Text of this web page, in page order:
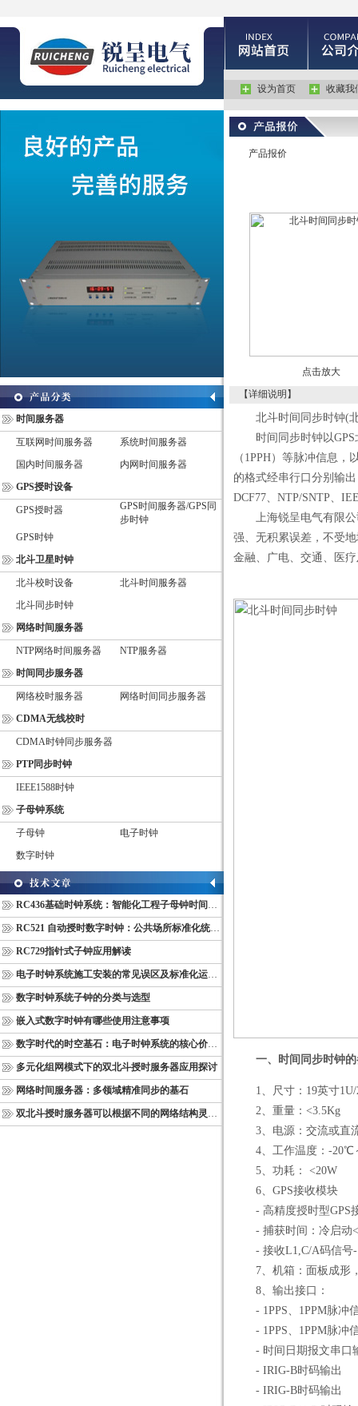
设为首页 收藏我
时间服务器
互联网时间服务器
系统时间服务器
国内时间服务器
内网时间服务器
GPS授时设备
GPS授时器
GPS时间服务器/GPS同
步时钟
GPS时钟
北斗卫星时钟
北斗校时设备
北斗时间服务器
北斗同步时钟
网络时间服务器
NTP网络时间服务器
NTP服务器
时间同步服务器
网络校时服务器
网络时间同步服务器
CDMA无线校时
CDMA时钟同步服务器
PTP同步时钟
IEEE1588时钟
子母钟系统
子母钟
电子时钟
数字时钟
RC436基础时钟系统：智能化工程子母钟时间同步配套设备
RC521 自动授时数字时钟：公共场所标准化统一计时终端
RC729指针式子钟应用解读
电子时钟系统施工安装的常见误区及标准化运维管理规范
数字时钟系统子钟的分类与选型
嵌入式数字时钟有哪些使用注意事项
数字时代的时空基石：电子时钟系统的核心价值与多维意义
多元化组网模式下的双北斗授时服务器应用探讨
网络时间服务器：多领域精准同步的基石
双北斗授时服务器可以根据不同的网络结构灵活部署
产品报价
点击放大
【详细说明】
北斗时间同步时钟(北
时间同步时钟以GPS
（1PPH）等脉冲信息
的格式经串行口分别输
DCF77、NTP/SNTP、
上海锐呈电气有限公
强、无积累误差，不受
金融、广电、交通、医
一、时间同步时钟
1、尺寸：19英寸1U/
2、重量：<3.5Kg
3、电源：交流或直流
4、工作温度：-20℃
5、功耗： <20W
6、GPS接收模块
- 高精度授时型GPS接
- 捕获时间：冷启动
- 接收L1,C/A码信号-
7、机箱：面板成形，
8、输出接口：
- 1PPS、1PPM脉冲
- 1PPS、1PPM脉冲
- 时间日期报文串口
- IRIG-B时码输出
- IRIG-B时码输出